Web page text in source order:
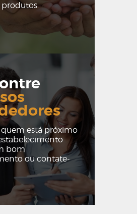
produtos.
está próximo
bom
ou contate-